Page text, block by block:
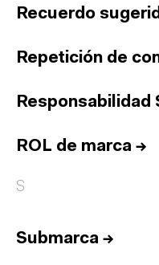
Recuerdo
Repetición de
Responsabilidad
ROL de marca →
S
Submarca →